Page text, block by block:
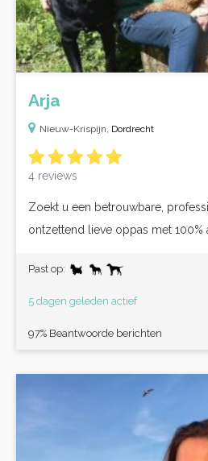
Arja
Nieuw-Krispijn, Dordrecht
4 reviews
Zoekt u een betrouwbare,
ontzettend lieve oppas met 100%
Past op:
5 dagen geleden actief
97% Beantwoorde berichten